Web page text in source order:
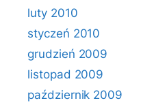
luty 2010
styczeń 2010
grudzień 2009
listopad 2009
październik 2009